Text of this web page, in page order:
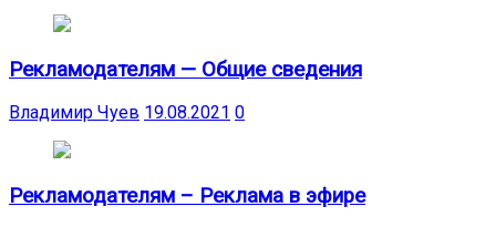
Рекламодателям — Общие сведения
Владимир Чуев 19.08.2021 0
Рекламодателям – Реклама в эфире